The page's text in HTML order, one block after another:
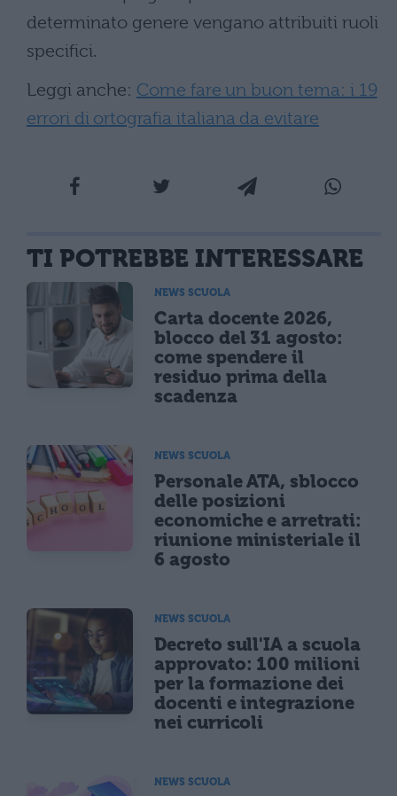
determinato genere vengano attribuiti ruoli
specifici.
Leggi anche: Come fare un buon tema: i 19
errori di ortografia italiana da evitare
TI POTREBBE INTERESSARE
NEWS SCUOLA
Carta docente 2026,
blocco del 31 agosto:
come spendere il
residuo prima della
scadenza
NEWS SCUOLA
Personale ATA, sblocco
delle posizioni
economiche e arretrati:
riunione ministeriale il
6 agosto
NEWS SCUOLA
Decreto sull'IA a scuola
approvato: 100 milioni
per la formazione dei
docenti e integrazione
nei curricoli
NEWS SCUOLA